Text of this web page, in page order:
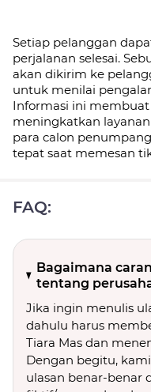
Setiap pelanggan
perjalanan selesai.
akan dikirim ke
untuk menilai
Informasi ini
meningkatkan
para calon
tepat saat memesan
FAQ:
Bagaimana
tentang
Jika ingin menulis
dahulu harus
Tiara Mas dan
Dengan begitu,
ulasan benar-benar